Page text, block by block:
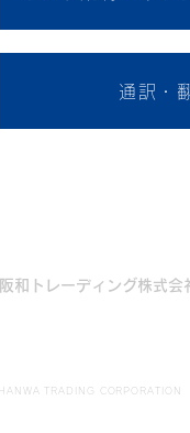
通訳・
阪和トレーディング株式会
HANWA TRADING CORPORATION